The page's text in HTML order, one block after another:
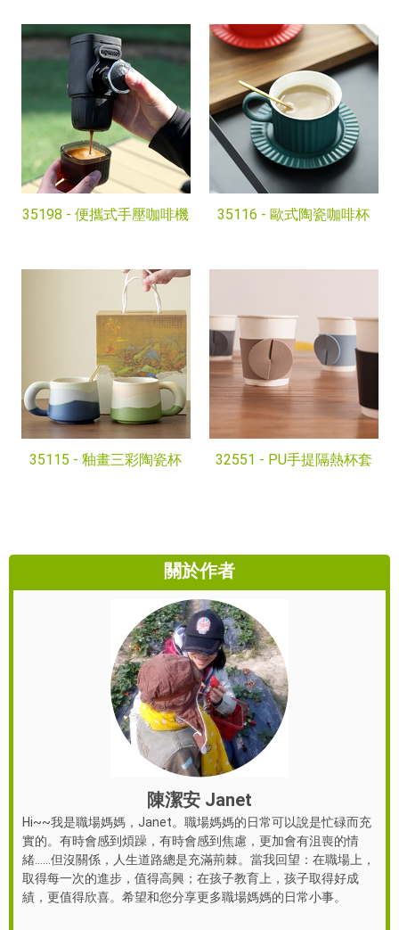
35198 - 便攜式手壓咖啡機 35116 - 歐式陶瓷咖啡杯
35115 - 釉畫三彩陶瓷杯 32551 - PU手提隔熱杯套
關於作者
陳潔安 Janet
Hi~~我是職場媽媽，Janet。職場媽媽的日常可以說是忙碌而充
實的。有時會感到煩躁，有時會感到焦慮，更加會有沮喪的情
緒……但沒關係，人生道路總是充滿荊棘。當我回望：在職場上，
取得每一次的進步，值得高興；在孩子教育上，孩子取得好成
績，更值得欣喜。希望和您分享更多職場媽媽的日常小事。